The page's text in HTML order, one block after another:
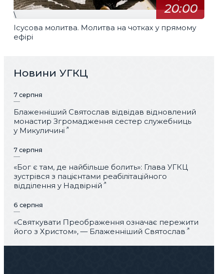
20:00
\
Ісусова молитва. Молитва на чотках у прямому
ефірі
Новини УГКЦ
7 серпня
Блаженніший Святослав відвідав відновлений
монастир Згромадження сестер служебниць
у Микуличині
7 серпня
«Бог є там, де найбільше болить»: Глава УГКЦ
зустрівся з пацієнтами реабілітаційного
відділення у Надвірній
6 серпня
«Святкувати Преображення означає пережити
його з Христом», — Блаженніший Святослав